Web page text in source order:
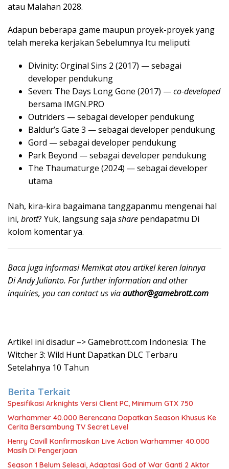
atau Malahan 2028.
Adapun beberapa game maupun proyek-proyek yang
telah mereka kerjakan Sebelumnya Itu meliputi:
Divinity: Orginal Sins 2 (2017) — sebagai
developer pendukung
Seven: The Days Long Gone (2017) —co-developed
bersama IMGN.PRO
Outriders — sebagai developer pendukung
Baldur’s Gate 3 — sebagai developer pendukung
Gord — sebagai developer pendukung
Park Beyond — sebagai developer pendukung
The Thaumaturge (2024) — sebagai developer
utama
Nah, kira-kira bagaimana tanggapanmu mengenai hal
ini, brott? Yuk, langsung saja share pendapatmu Di
kolom komentar ya.
Baca juga informasi Memikat atau artikel keren lainnya
Di Andy Julianto. For further information and other
inquiries, you can contact us viaauthor@gamebrott.com
Artikel ini disadur –> Gamebrott.com Indonesia: The
Witcher 3: Wild Hunt Dapatkan DLC Terbaru
Setelahnya 10 Tahun
Berita Terkait
Spesifikasi Arknights Versi Client PC, Minimum GTX 750
Warhammer 40.000 Berencana Dapatkan Season Khusus Ke
Cerita Bersambung TV Secret Level
Henry Cavill Konfirmasikan Live Action Warhammer 40.000
Masih Di Pengerjaan
Season 1 Belum Selesai, Adaptasi God of War Ganti 2 Aktor